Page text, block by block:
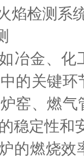
焰检测系
冶金、化
的关键
窑、燃
稳定性
的燃烧效